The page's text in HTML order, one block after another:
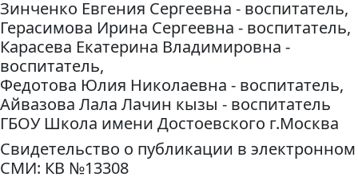
Зинченко Евгения Сергеевна - воспитатель,
Герасимова Ирина Сергеевна - воспитатель,
Карасева Екатерина Владимировна -
воспитатель,
Федотова Юлия Николаевна - воспитатель,
Айвазова Лала Лачин кызы - воспитатель
ГБОУ Школа имени Достоевского г.Москва
Свидетельство о публикации в электронном
СМИ: КВ №13308